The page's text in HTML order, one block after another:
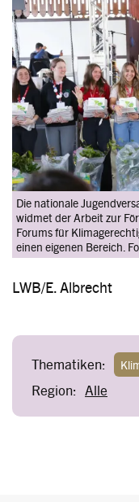
Image
Die nationale
widmet der Arbeit zur
Forums für
einen eigenen Bereich.
LWB/E. Albrecht
Thematiken:
Region: Alle